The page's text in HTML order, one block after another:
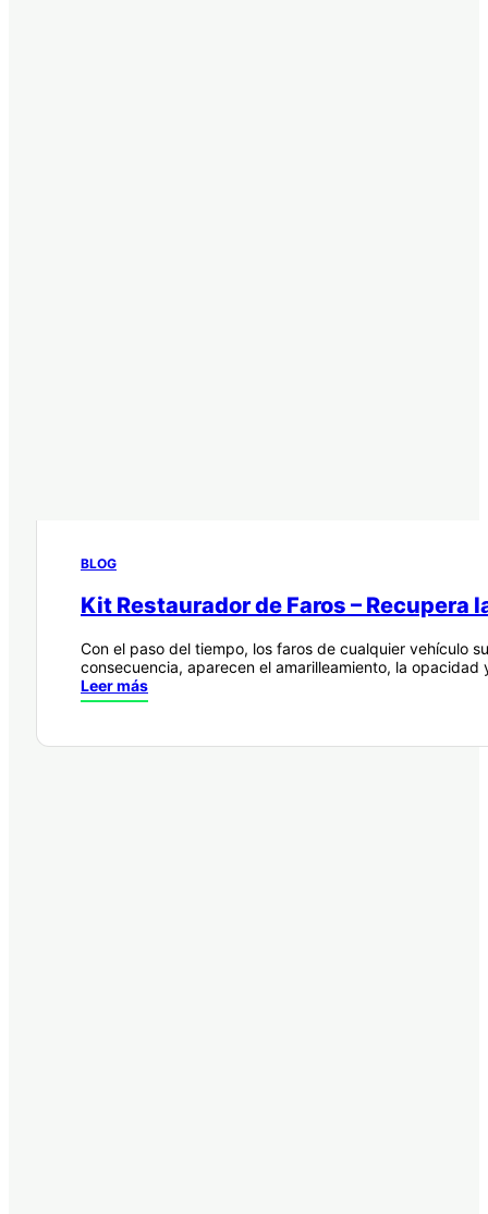
BLOG
Kit Restaurador de Faros –
Con el paso del tiempo, los faros de cualquier vehículo
consecuencia, aparecen el amarilleamiento, la opacidad
Leer más